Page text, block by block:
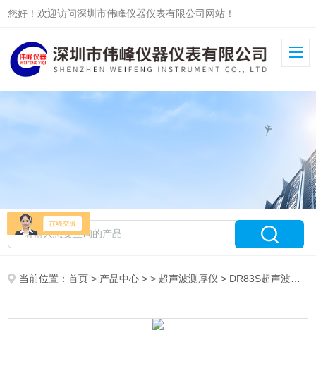
您好！欢迎访问深圳市伟峰仪器仪表有限公司网站！
当前位置：首页 > 产品中心 > > 超声波测厚仪 > DR83S超声波测厚仪